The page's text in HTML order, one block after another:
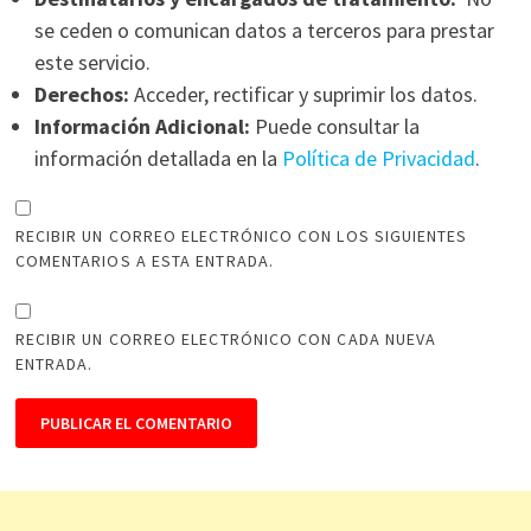
se ceden o comunican datos a terceros para prestar
este servicio.
Derechos: Acceder, rectificar y suprimir los datos.
Información Adicional: Puede consultar la
información detallada en la Política de Privacidad.
RECIBIR UN CORREO ELECTRÓNICO CON LOS SIGUIENTES
COMENTARIOS A ESTA ENTRADA.
RECIBIR UN CORREO ELECTRÓNICO CON CADA NUEVA
ENTRADA.